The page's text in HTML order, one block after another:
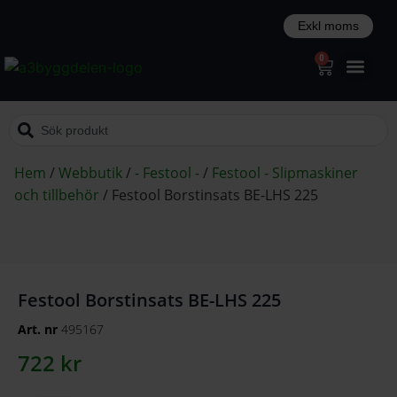
0
Hem /Webbutik/ - Festool -/ Festool - Slipmaskiner
och tillbehör / Festool Borstinsats BE-LHS 225
Festool Borstinsats BE-LHS 225
Art. nr 495167
722 kr